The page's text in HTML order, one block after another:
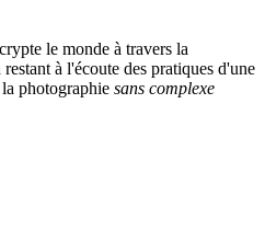
le monde à travers la
à l'écoute des pratiques d'une
photographie sans complexe